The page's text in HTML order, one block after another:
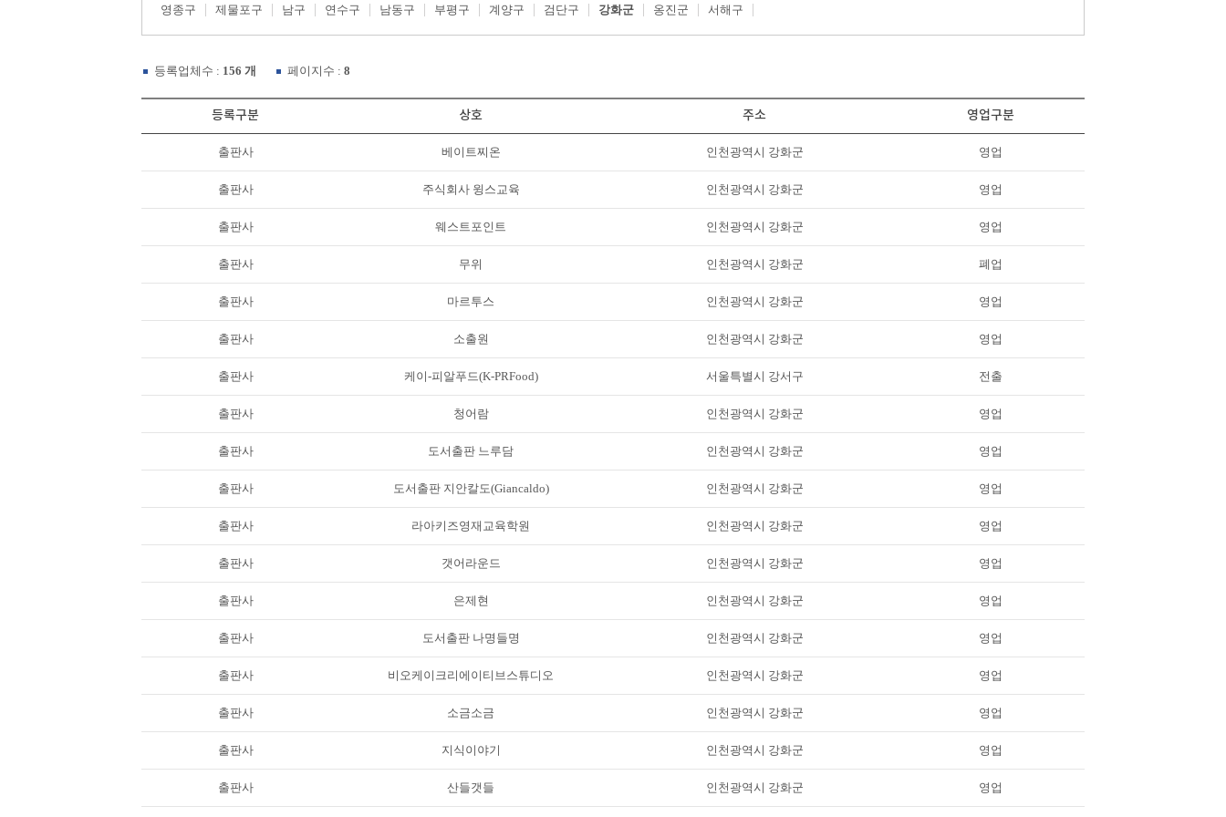
영종구 제물포구 남구 연수구 남동구 부평구 계양구 검단구 강화군 옹진군 서해구
등록업체수 : 156 개 페이지수 : 8
등록구분 상호 주소 영업구분
출판사 베이트찌온 인천광역시 강화군 영업
출판사 주식회사 윙스교육 인천광역시 강화군 영업
출판사 웨스트포인트 인천광역시 강화군 영업
출판사 무위 인천광역시 강화군 폐업
출판사 마르투스 인천광역시 강화군 영업
출판사 소출원 인천광역시 강화군 영업
출판사 케이-피알푸드(K-PRFood) 서울특별시 강서구 전출
출판사 청어람 인천광역시 강화군 영업
출판사 도서출판 느루담 인천광역시 강화군 영업
출판사 도서출판 지안칼도(Giancaldo) 인천광역시 강화군 영업
출판사 라아키즈영재교육학원 인천광역시 강화군 영업
출판사 갯어라운드 인천광역시 강화군 영업
출판사 은제현 인천광역시 강화군 영업
출판사 도서출판 나명들명 인천광역시 강화군 영업
출판사 비오케이크리에이티브스튜디오 인천광역시 강화군 영업
출판사 소금소금 인천광역시 강화군 영업
출판사 지식이야기 인천광역시 강화군 영업
출판사 산들갯들 인천광역시 강화군 영업